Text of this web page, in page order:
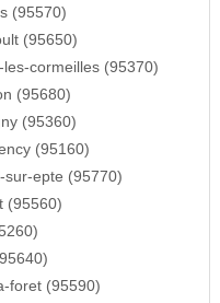
(95570)
(95650)
cormeilles (95370)
(95680)
(95360)
(95160)
sur-epte (95770)
(95560)
foret (95590)